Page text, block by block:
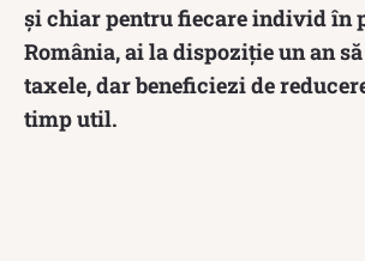
și chiar pentru fiecare individ în
România, ai la dispoziție un an
taxele, dar beneficiezi de
timp util.